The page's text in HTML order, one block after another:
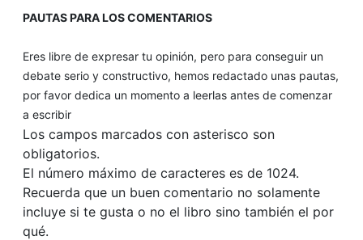
PAUTAS PARA LOS COMENTARIOS
Eres libre de expresar tu opinión, pero para conseguir un
debate serio y constructivo, hemos redactado unas pautas,
por favor dedica un momento a leerlas antes de comenzar
a escribir
Los campos marcados con asterisco son
obligatorios.
El número máximo de caracteres es de 1024.
Recuerda que un buen comentario no solamente
incluye si te gusta o no el libro sino también el por
qué.